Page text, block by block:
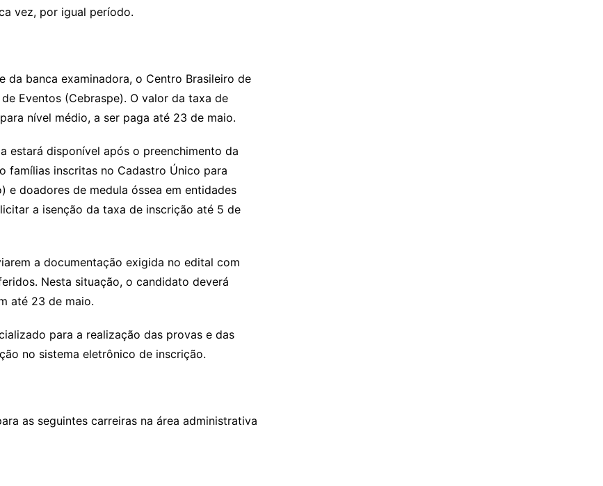
vez, por igual período.
banca examinadora, o Centro Brasileiro de
Eventos (Cebraspe). O valor da taxa de
nível médio, a ser paga até 23 de maio.
estará disponível após o preenchimento da
famílias inscritas no Cadastro Único para
e doadores de medula óssea em entidades
a isenção da taxa de inscrição até 5 de
a documentação exigida no edital com
Nesta situação, o candidato deverá
até 23 de maio.
para a realização das provas e das
no sistema eletrônico de inscrição.
as seguintes carreiras na área administrativa